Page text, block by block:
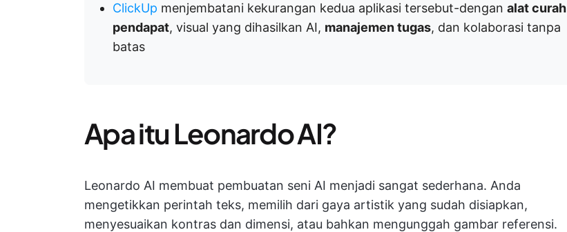
ClickUp menjembatani kekurangan kedua aplikasi tersebut-dengan alat curah
pendapat, visual yang dihasilkan AI, manajemen tugas, dan kolaborasi tanpa
batas
Apa itu Leonardo AI?
Leonardo AI membuat pembuatan seni AI menjadi sangat sederhana. Anda
mengetikkan perintah teks, memilih dari gaya artistik yang sudah disiapkan,
menyesuaikan kontras dan dimensi, atau bahkan mengunggah gambar referensi.